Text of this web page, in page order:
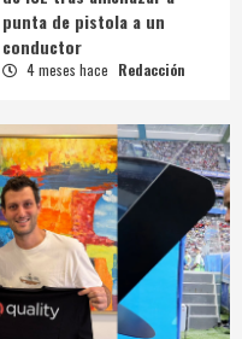
punta de pistola a un
conductor
4 meses hace Redacción